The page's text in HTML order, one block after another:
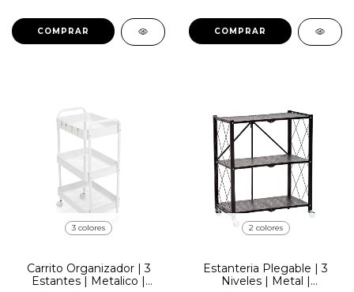
COMPRAR
3 colores
Carrito Organizador | 3
Estantes | Metalico |
2 colores
Estanteria Plegable | 3
Niveles | Metal |